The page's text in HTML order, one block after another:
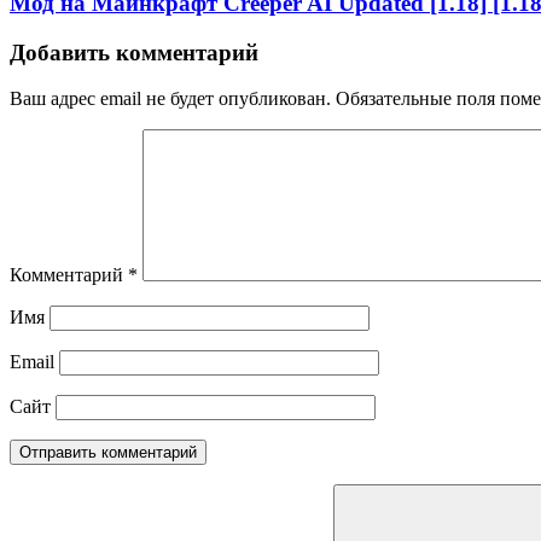
Добавить комментарий
Ваш адрес email не будет опубликован. Обязательные поля
Комментарий *
Имя
Email
Сайт